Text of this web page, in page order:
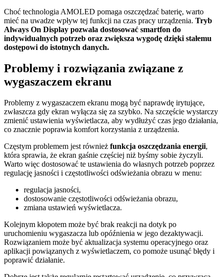
Choć technologia AMOLED pomaga oszczędzać baterię, warto
mieć na uwadze wpływ tej funkcji na czas pracy urządzenia. Tryb
Always On Display pozwala dostosować smartfon do
indywidualnych potrzeb oraz zwiększa wygodę dzięki stałemu
dostępowi do istotnych danych.
Problemy i rozwiązania związane z
wygaszaczem ekranu
Problemy z wygaszaczem ekranu mogą być naprawdę irytujące,
zwłaszcza gdy ekran wyłącza się za szybko. Na szczęście wystarczy
zmienić ustawienia wyświetlacza, aby wydłużyć czas jego działania,
co znacznie poprawia komfort korzystania z urządzenia.
Częstym problemem jest również funkcja oszczędzania energii,
która sprawia, że ekran gaśnie częściej niż byśmy sobie życzyli.
Warto więc dostosować te ustawienia do własnych potrzeb poprzez
regulację jasności i częstotliwości odświeżania obrazu w menu:
regulacja jasności,
dostosowanie częstotliwości odświeżania obrazu,
zmiana ustawień wyświetlacza.
Kolejnym kłopotem może być brak reakcji na dotyk po
uruchomieniu wygaszacza lub opóźnienia w jego dezaktywacji.
Rozwiązaniem może być aktualizacja systemu operacyjnego oraz
aplikacji powiązanych z wyświetlaczem, co pomoże usunąć błędy i
poprawić działanie.